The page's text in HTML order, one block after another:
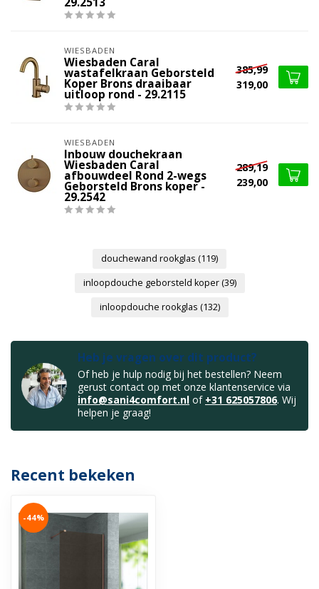
WIESBADEN
Wiesbaden Caral
wastafelkraan Geborsteld
Koper Brons draaibaar
uitloop rond - 29.2115
385,99
319,00
WIESBADEN
Inbouw douchekraan
Wiesbaden Caral
afbouwdeel Rond 2-wegs
Geborsteld Brons koper -
29.2542
289,19
239,00
douchewand rookglas (119)
inloopdouche geborsteld koper(39)
inloopdouche rookglas (132)
Heb je vragen over dit product?
Of heb je hulp nodig bij het bestellen? Neem
gerust contact op met onze klantenservice via
info@sani4comfort.nl of +31 625057806. Wij
helpen je graag!
Recent bekeken
-44%